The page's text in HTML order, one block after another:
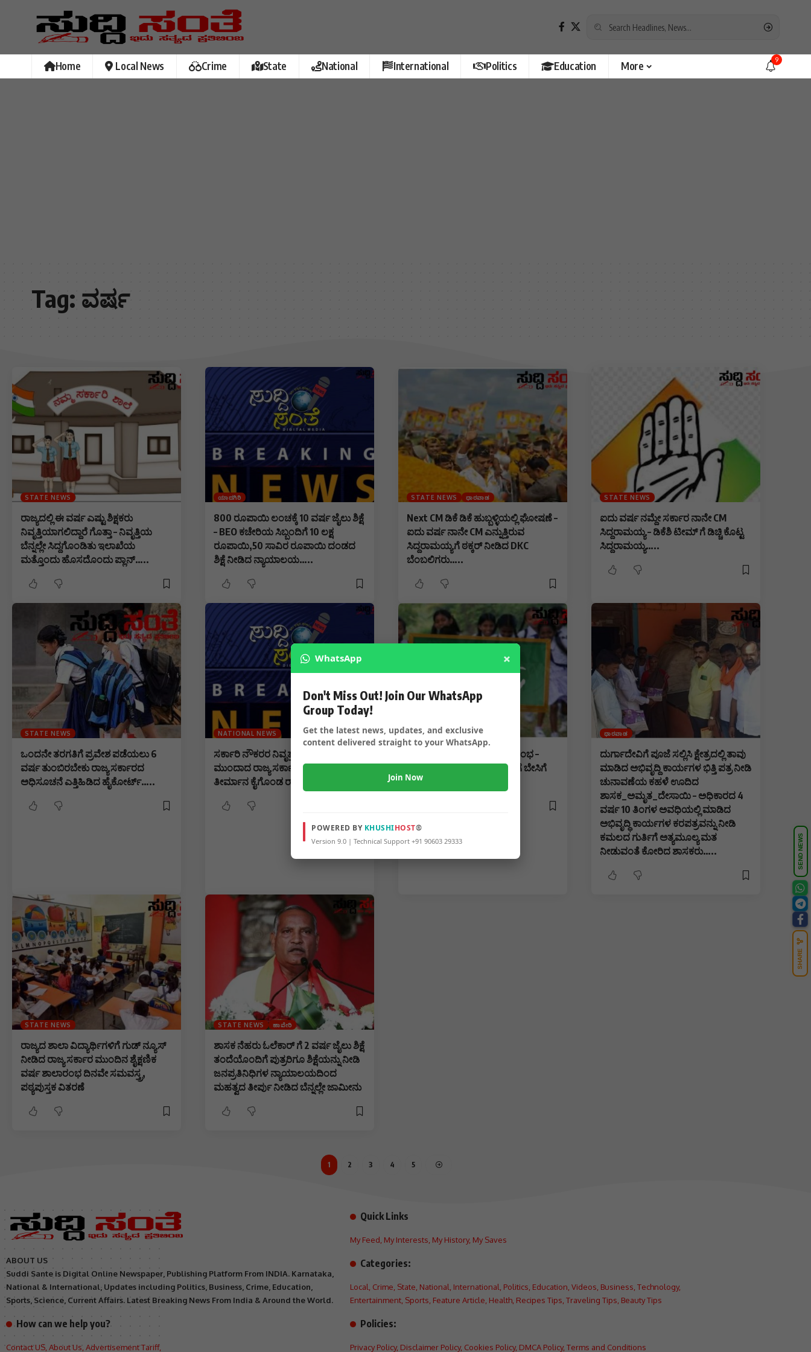
Home Local News Crime State National International Politics Education More 9
Tag: ವರ್ಷ
STATE NEWS
ರಾಜ್ಯದಲ್ಲಿ ಈ ವರ್ಷ ಎಷ್ಟು ಶಿಕ್ಷಕರು
ನಿವೃತ್ತಿಯಾಗಲಿದ್ದಾರೆ ಗೊತ್ತಾ – ನಿವೃತ್ತಿಯ
ಬೆನ್ನಲ್ಲೇ ಸಿದ್ದಗೊಂಡಿತು ಇಲಾಖೆಯ
ಮತ್ತೊಂದು ಹೊಸದೊಂದು ಪ್ಲಾನ್…..
ಯಾದಗಿರಿ
800 ರೂಪಾಯಿ ಲಂಚಕ್ಕೆ 10 ವರ್ಷ ಜೈಲು ಶಿಕ್ಷೆ
– BEO ಕಚೇರಿಯ ಸಿಬ್ಬಂದಿಗೆ 10 ಲಕ್ಷ
ರೂಪಾಯಿ,50 ಸಾವಿರ ರೂಪಾಯಿ ದಂಡದ
ಶಿಕ್ಷೆ ನೀಡಿದ ನ್ಯಾಯಾಲಯ…..
STATE NEWS ಧಾರವಾಡ
Next CM ಡಿಕೆ ಡಿಕೆ ಹುಬ್ಬಳ್ಳಿಯಲ್ಲಿ ಘೋಷಣೆ –
ಐದು ವರ್ಷ ನಾನೇ CM ಎನ್ನುತ್ತಿರುವ
ಸಿದ್ದರಾಮಯ್ಯಗೆ ಠಕ್ಕರ್ ನೀಡಿದ DKC
ಬೆಂಬಲಿಗರು…..
STATE NEWS
ಐದು ವರ್ಷ ನಮ್ದೇ ಸರ್ಕಾರ ನಾನೇ CM
ಸಿದ್ದರಾಮಯ್ಯ – ಡಿಕೆಶಿ ಟೀಮ್ ಗೆ ಡಿಚ್ಚಿ ಕೊಟ್ಟ
ಸಿದ್ದರಾಮಯ್ಯ…..
STATE NEWS
ಒಂದನೇ ತರಗತಿಗೆ ಪ್ರವೇಶ ಪಡೆಯಲು 6
ವರ್ಷ ತುಂಬಿರಬೇಕು ರಾಜ್ಯ ಸರ್ಕಾರದ
ಅಧಿಸೂಚನೆ ಎತ್ತಿಹಿಡಿದ ಹೈಕೋರ್ಟ್…..
NATIONAL NEWS
ಸರ್ಕಾರಿ ನೌಕರರ ನಿವೃತ್ತ ವಯಸ್ಸು ಹೆಚ್ಚಳಕ್ಕೆ
ಮುಂದಾದ ರಾಜ್ಯ ಸರ್ಕಾರ – 5 ವರ್ಷ ಹೆಚ್ಚಳಕ್ಕೆ
ತೀರ್ಮಾನ ಕೈಗೊಂಡ ರಾಜ್ಯ ಸರ್ಕಾರ…..
STATE NEWS
ಮೇ 29 ರಿಂದ ಶೈಕ್ಷಣಿಕ ವರ್ಷ ಆರಂಭ –
ಏಪ್ರೀಲ್ 11 ರಿಂದ ಮೇ 28 ರವರೆಗೆ ಬೇಸಿಗೆ
ರಜೆ……
ಧಾರವಾಡ
ದುರ್ಗಾದೇವಿಗೆ ಪೂಜೆ ಸಲ್ಲಿಸಿ ಕ್ಷೇತ್ರದಲ್ಲಿ ತಾವು
ಮಾಡಿದ ಅಭಿವೃದ್ದಿ ಕಾರ್ಯಗಳ ಭಿತ್ತಿ ಪತ್ರ ನೀಡಿ
ಚುನಾವಣೆಯ ಕಹಳೆ ಊದಿದ
ಶಾಸಕ_ಅಮೃತ_ದೇಸಾಯಿ – ಅಧಿಕಾರದ 4
ವರ್ಷ 10 ತಿಂಗಳ ಅವಧಿಯಲ್ಲಿ ಮಾಡಿದ
ಅಭಿವೃದ್ಧಿ ಕಾರ್ಯಗಳ ಕರಪತ್ರವನ್ನು ನೀಡಿ
ಕಮಲದ ಗುರ್ತಿಗೆ ಅತ್ಯಮೂಲ್ಯ ಮತ
ನೀಡುವಂತೆ ಕೋರಿದ ಶಾಸಕರು…..
STATE NEWS
ರಾಜ್ಯದ ಶಾಲಾ ವಿದ್ಯಾರ್ಥಿಗಳಿಗೆ ಗುಡ್ ನ್ಯೂಸ್
ನೀಡಿದ ರಾಜ್ಯ ಸರ್ಕಾರ ಮುಂದಿನ ಶೈಕ್ಷಣಿಕ
ವರ್ಷ ಶಾಲಾರಂಭ ದಿನವೇ ಸಮವಸ್ತ್ರ,
ಪಠ್ಯಪುಸ್ತಕ ವಿತರಣೆ
STATE NEWS ಹಾವೇರಿ
ಶಾಸಕ ನೆಹರು ಓಲೆಕಾರ್ ಗೆ 2 ವರ್ಷ ಜೈಲು ಶಿಕ್ಷೆ
ತಂದೆಯೊಂದಿಗೆ ಪುತ್ರರಿಗೂ ಶಿಕ್ಷೆಯನ್ನು ನೀಡಿ
ಜನಪ್ರತಿನಿಧಿಗಳ ನ್ಯಾಯಾಲಯದಿಂದ
ಮಹತ್ವದ ತೀರ್ಪು ನೀಡಿದ ಬೆನ್ನಲ್ಲೇ ಜಾಮೀನು
1 2 3 4 5
ABOUT US
Suddi Sante is Digital Online Newspaper, Publishing Platform From INDIA. Karnataka,
National & International, Updates including Politics, Business, Crime, Education,
Sports, Science, Current Affairs. Latest Breaking News From India & Around the World.
How can we help you?
Contact US About Us Advertisement Tariff,
Quick Links
My Feed My Interests My History, My Saves
Categories:
Local Crime State National International Politics Education Videos Business Technology,
Entertainment Sports Feature Article Health Recipes Tips Traveling Tips Beauty Tips
Policies:
Privacy Policy, Disclaimer Policy, Cookies Policy, DMCA Policy, Terms and Conditions
SEND NEWS
SHARE
WhatsApp ×
Don't Miss Out! Join Our WhatsApp
Group Today!
Get the latest news, updates, and exclusive
content delivered straight to your WhatsApp.
Join Now
POWERED BY KHUSHIHOST®
Version 9.0 | Technical Support +91 90603 29333